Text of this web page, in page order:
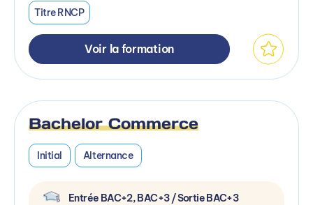
Titre RNCP
Voir la formation
Bachelor Commerce
Initial Alternance
Entrée BAC+2, BAC+3 / Sortie BAC+3